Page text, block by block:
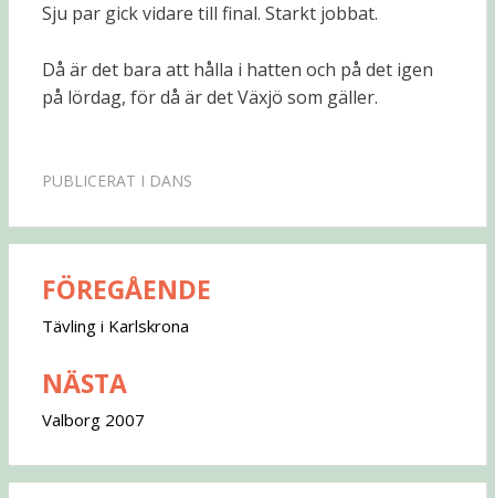
Sju par gick vidare till final. Starkt jobbat.
Då är det bara att hålla i hatten och på det igen
på lördag, för då är det Växjö som gäller.
PUBLICERAT I DANS
Inläggsnavigering
FÖREGÅENDE
Tävling i Karlskrona
NÄSTA
Valborg 2007